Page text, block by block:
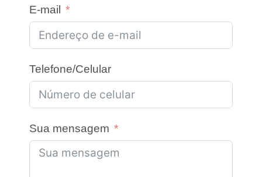
E-mail
Telefone/Celular
Sua mensagem